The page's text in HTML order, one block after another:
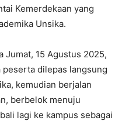
Kemerdekaan yang
Unsika.
Jumat, 15 Agustus 2025,
peserta dilepas langsung
kemudian berjalan
berbelok menuju
lagi ke kampus sebagai